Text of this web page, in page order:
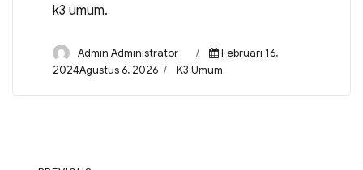
k3 umum.
Admin Administrator
Februari 16,
2024Agustus 6, 2026
K3 Umum